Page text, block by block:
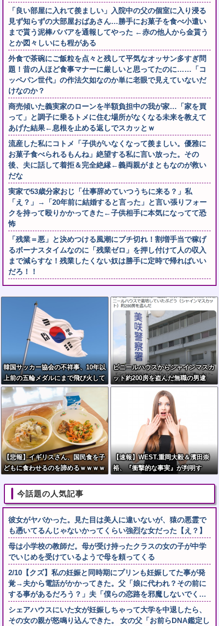
「良い部屋に入れて羨ましい」入院中の父の個室に入り浸る
見ず知らずの大部屋おばあさん…勝手にお菓子を食べ小遣い
まで貰う泥棒ババアを通報してやった ←赤の他人から金貰う
とか図々しいにも程がある
外食で茶碗にご飯粒を点々と残して平気なオッサン多すぎ問
題！昔の人ほど食事マナーに厳しいと思ってたのに……「コ
ッペパン世代」の作法欠如なのか単に老眼で見えていないだ
けなのか？
商売傾いた義実家のローンを半額負担中の我が家…「家を買
って」と調子に乗るトメに住む場所がなくなる未来を教えて
あげた結果←息根を止める返しでスカッとｗ
流産した私にコトメ「子供がいなくなって羨ましい。優雅に
お菓子食べられるもんね」絶望する私に言い放った。その
後、夫に話して着拒＆完全絶縁←義両親がまともなのが救い
だな
実家で53歳分家おじ「仕事辞めていつうちに来る？」私
「え？」→「20年前に結婚すると言った」と言い張りフォー
クを持って殴りかかってきた←子供相手に本気になってて恐
怖
「残業＝悪」と決めつける風潮にブチ切れ！割増手当で稼げ
るボーナスタイムなのに「残業ゼロ」を押し付けて人の収入
まで減らすな！残業したくない奴は勝手に定時で帰ればいい
だろ！！
韓国サッカー協会の不祥事、10年以
上前の五輪メダルにまで飛び火して
しまう
ビニールハウスからシャインマスカ
ット約200房を盗んだ無職の男逮
捕 岡山
【悲報】イギリスさん、国民食を子
どもに食わせるのを諦めるｗｗｗｗ
【速報】WEST.重岡大毅＆濱田崇
裕、『衝撃的な事実』が判明す
今話題の人気記事
彼女がヤバかった。見た目は美人に違いないが、猿の悪霊で
も憑いてるんじゃないかってくらい強烈な女だった【え？】
母は小学校の教師だ。母が受け持ったクラスの女の子が中学
でいじめを受けているようで母を頼ってくる
2/10【クズ】私の妊娠と同時期にプリンも妊娠してた事が発
覚→夫から電話がかかってきた。父「娘に代われ？その前に
する事があるだろう？」夫「僕らの恋路を邪魔しないでく…
シェアハウスにいた女が妊娠しちゃって大学を中退したら、
その女の親が怒鳴り込んできた。 女の父「お前らDNA鑑定し